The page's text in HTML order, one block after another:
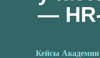
—
Кейсы Академии